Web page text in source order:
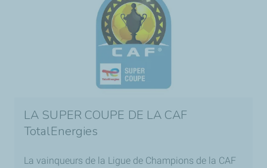
LA SUPER COUPE DE LA CAF
TotalEnergies
La vainqueurs de la Ligue de Champions de la CAF